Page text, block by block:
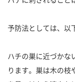
予防法としては、以
ハチの巣に近づかな
ります。巣は木の